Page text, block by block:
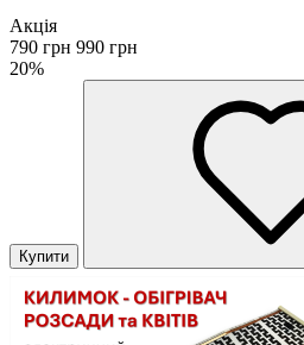
Акція
790 грн 990 грн
20%
Купити